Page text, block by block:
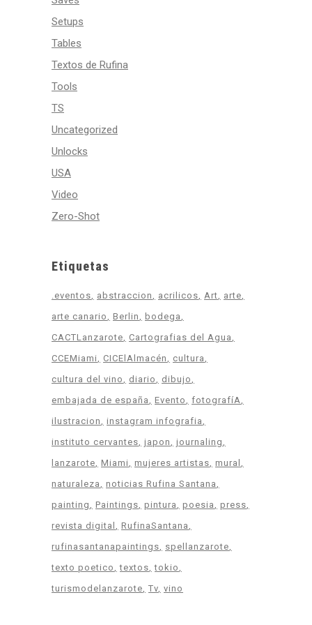
Setups
Tables
Textos de Rufina
Tools
TS
Uncategorized
Unlocks
USA
Video
Zero-Shot
Etiquetas
.eventos abstraccion acrilicos Art
arte
arte canario
Berlin
bodega
CACTLanzarote
Cartografias del Agua
CCEMiami
CICElAlmacén
cultura
cultura del vino
diario
dibujo
embajada de españa
Evento
fotografíA
ilustracion
instagram infografia
instituto cervantes japon
journaling
lanzarote Miami mujeres artistas mural
naturaleza
noticias Rufina Santana
painting
Paintings pintura poesia
press
revista digital
RufinaSantana
rufinasantanapaintings
spellanzarote
texto poetico
textos tokio
turismodelanzarote Tv vino